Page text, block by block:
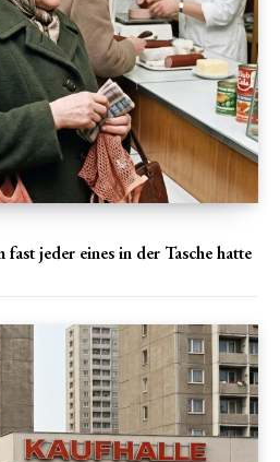
jeder eines in der Tasche hatte